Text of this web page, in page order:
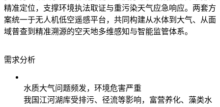
精准定位，支撑环境执法取证与重污染天气应急响应。两套方
案统一于无人机低空遥感平台，共同构建从水体到大气、从面
域普查到精准溯源的空天地多维感知与智能监管体系。
需求分析
水质大气问题频发，环境危害严重
我国江河湖库受排污、径流等影响，富营养化、藻类水